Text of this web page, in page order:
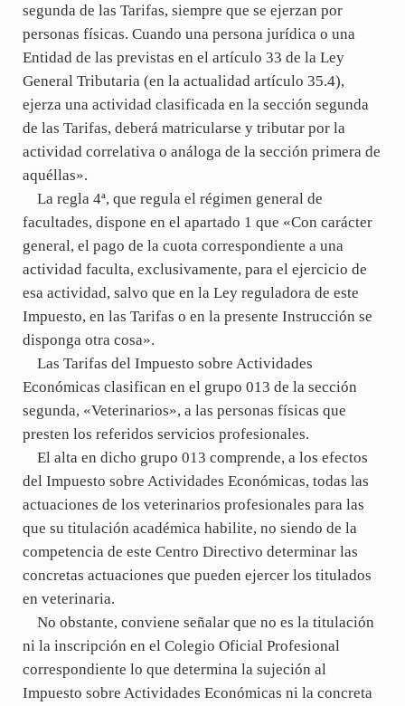
segunda de las Tarifas, siempre que se ejerzan por
personas físicas. Cuando una persona jurídica o una
Entidad de las previstas en el artículo 33 de la Ley
General Tributaria (en la actualidad artículo 35.4),
ejerza una actividad clasificada en la sección segunda
de las Tarifas, deberá matricularse y tributar por la
actividad correlativa o análoga de la sección primera de
aquéllas».
La regla 4ª, que regula el régimen general de
facultades, dispone en el apartado 1 que «Con carácter
general, el pago de la cuota correspondiente a una
actividad faculta, exclusivamente, para el ejercicio de
esa actividad, salvo que en la Ley reguladora de este
Impuesto, en las Tarifas o en la presente Instrucción se
disponga otra cosa».
Las Tarifas del Impuesto sobre Actividades
Económicas clasifican en el grupo 013 de la sección
segunda, «Veterinarios», a las personas físicas que
presten los referidos servicios profesionales.
El alta en dicho grupo 013 comprende, a los efectos
del Impuesto sobre Actividades Económicas, todas las
actuaciones de los veterinarios profesionales para las
que su titulación académica habilite, no siendo de la
competencia de este Centro Directivo determinar las
concretas actuaciones que pueden ejercer los titulados
en veterinaria.
No obstante, conviene señalar que no es la titulación
ni la inscripción en el Colegio Oficial Profesional
correspondiente lo que determina la sujeción al
Impuesto sobre Actividades Económicas ni la concreta